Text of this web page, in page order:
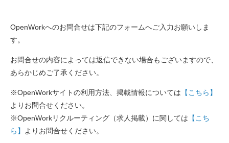
OpenWorkへのお問合せは下記のフォームへご入力お願いしま
す。
お問合せの内容によっては返信できない場合もございますので、
あらかじめご了承ください。
※OpenWorkサイトの利用方法、掲載情報については 【こちら】
よりお問合せください。
※OpenWorkリクルーティング（求人掲載）に関しては 【こち
ら】
よりお問合せください。